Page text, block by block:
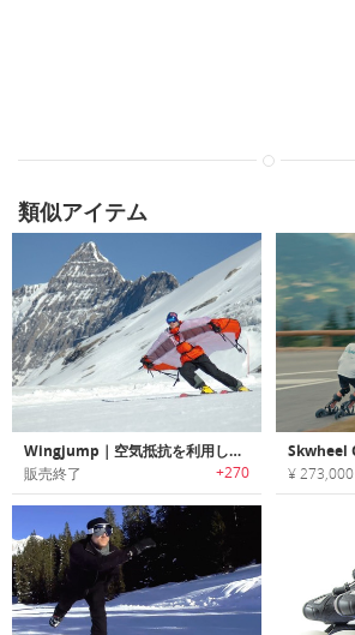
類似アイテム
Wingjump｜空気抵抗を利用したスキー用ウイングスーツ「ウィングジャンプ」
販売終了 +270 ¥ 273,000